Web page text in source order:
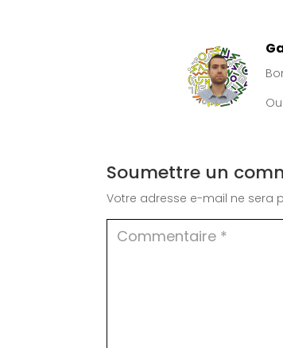
Soumettre un
Votre adresse e-mail ne sera